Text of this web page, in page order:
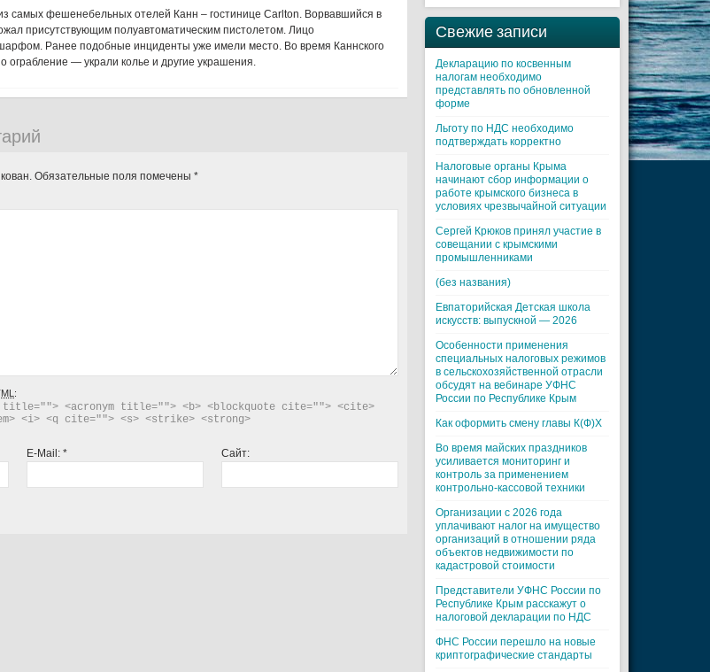
самых фешенебельных отелей Канн – гостинице Carlton. Ворвавшийся в
присутствующим полуавтоматическим пистолетом. Лицо
Ранее подобные инциденты уже имели место. Во время Каннского
ограбление — украли колье и другие украшения.
Обязательные поля помечены *
:
<acronym title=""> <b> <blockquote cite=""> <cite>
<i> <q cite=""> <s> <strike> <strong>
E-Mail: * Сайт:
Свежие записи
Декларацию по косвенным
налогам необходимо
представлять по обновленной
форме
Льготу по НДС необходимо
подтверждать корректно
Налоговые органы Крыма
начинают сбор информации о
работе крымского бизнеса в
условиях чрезвычайной ситуации
Cергей Крюков принял участие в
совещании с крымскими
промышленниками
(без названия)
Евпаторийская Детская школа
искусств: выпускной — 2026
Особенности применения
специальных налоговых режимов
в сельскохозяйственной отрасли
обсудят на вебинаре УФНС
России по Республике Крым
Как оформить смену главы К(Ф)Х
Во время майских праздников
усиливается мониторинг и
контроль за применением
контрольно-кассовой техники
Организации с 2026 года
уплачивают налог на имущество
организаций в отношении ряда
объектов недвижимости по
кадастровой стоимости
Представители УФНС России по
Республике Крым расскажут о
налоговой декларации по НДС
ФНС России перешло на новые
криптографические стандарты